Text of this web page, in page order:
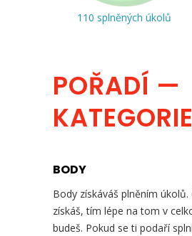
110 splněných úkolů
POŘADÍ —
BODY
Body získáváš plněním úkolů.
získáš, tím lépe na tom v
budeš. Pokud se ti podaří